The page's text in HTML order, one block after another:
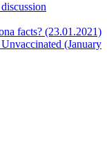
facts? (23.01.2021)
(January